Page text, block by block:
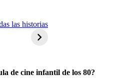
las historias
de cine infantil de los 80?